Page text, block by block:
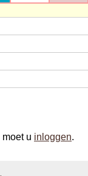
u inloggen.